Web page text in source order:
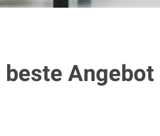
beste Angebot